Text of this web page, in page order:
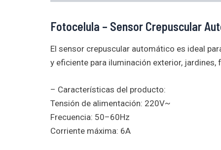
Fotocelula – Sensor Crepuscular
El sensor crepuscular automático es ideal
y eficiente para iluminación exterior, jardines,
– Características del producto:
Tensión de alimentación: 220V~
Frecuencia: 50–60Hz
Corriente máxima: 6A